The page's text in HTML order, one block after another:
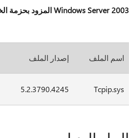
Windows Server 2003 المزود بحزمة الخدمة SP2 ونظام التشغيل Windows XP مع SP2، الإصدارات المستندة إلى x64
اسم الملف إصدار الملف
Tcpip.sys
5.2.3790.4245